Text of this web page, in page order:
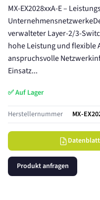
MX-EX2028xxA-E –
verwalteter Layer-2/3-
hohe Leistung und
anspruchsvolle
Einsatz...
✅ Auf Lager
Herstellernummer MX-
Produkt anfragen